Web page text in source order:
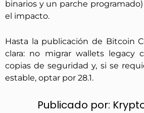
binarios y un parche
el impacto.
Hasta la publicación de Bitcoin
clara: no migrar wallets legacy
copias de seguridad y, si se
estable, optar por 28.1.
Publicado por: